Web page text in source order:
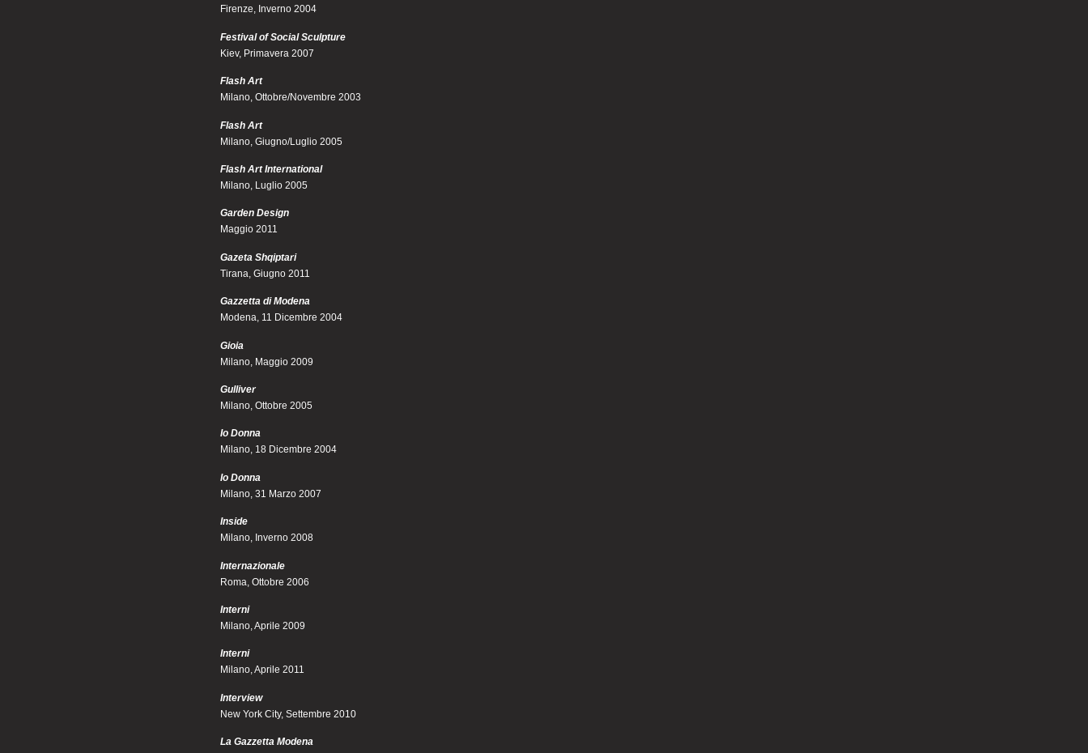
Firenze, Inverno 2004
Festival of Social Sculpture
Kiev, Primavera 2007
Flash Art
Milano, Ottobre/Novembre 2003
Flash Art
Milano, Giugno/Luglio 2005
Flash Art International
Milano, Luglio 2005
Garden Design
Maggio 2011
Gazeta Shqiptari
Tirana, Giugno 2011
Gazzetta di Modena
Modena, 11 Dicembre 2004
Gioia
Milano, Maggio 2009
Gulliver
Milano, Ottobre 2005
Io Donna
Milano, 18 Dicembre 2004
Io Donna
Milano, 31 Marzo 2007
Inside
Milano, Inverno 2008
Internazionale
Roma, Ottobre 2006
Interni
Milano, Aprile 2009
Interni
Milano, Aprile 2011
Interview
New York City, Settembre 2010
La Gazzetta Modena